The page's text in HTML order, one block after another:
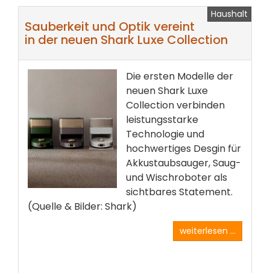
Haushalt
Sauberkeit und Optik vereint
in der neuen Shark Luxe Collection
Die ersten Modelle der
neuen Shark Luxe
Collection verbinden
leistungsstarke
Technologie und
hochwertiges Desgin für
Akkustaubsauger, Saug-
und Wischroboter als
sichtbares Statement.
(Quelle & Bilder: Shark)
weiterlesen ...